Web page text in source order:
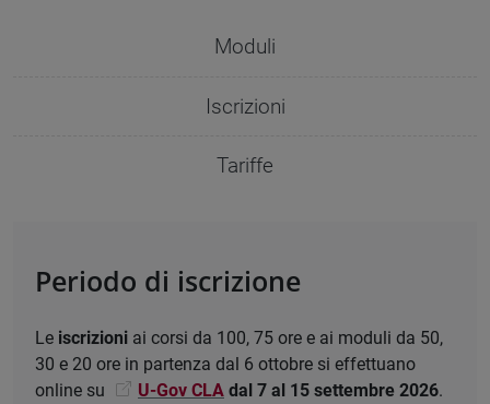
Moduli
Iscrizioni
Tariffe
Periodo di iscrizione
Le iscrizioni ai corsi da 100, 75 ore e ai moduli da 50,
30 e 20 ore in partenza dal 6 ottobre si effettuano
online su
U-Gov CLA dal 7 al 15 settembre 2026.